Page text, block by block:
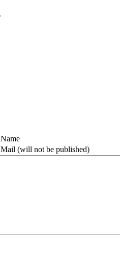
Name
Mail (will not be published)